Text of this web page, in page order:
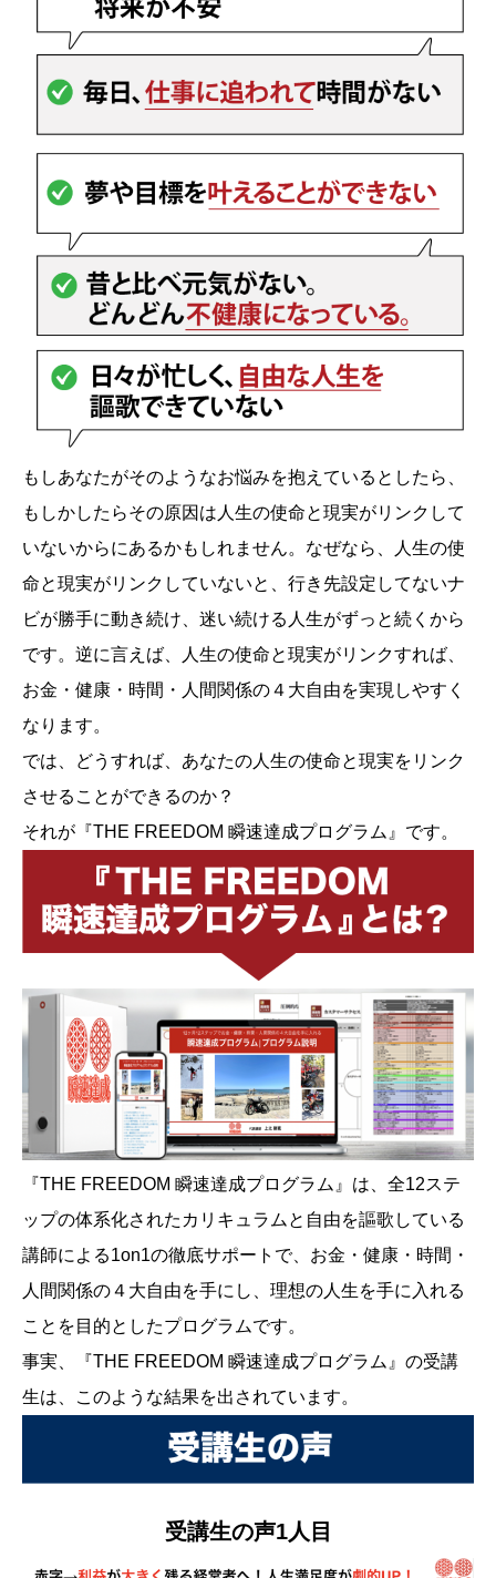
もしあなたがそのようなお悩みを抱えているとしたら、
もしかしたらその原因は人生の使命と現実がリンクして
いないからにあるかもしれません。なぜなら、人生の使
命と現実がリンクしていないと、行き先設定してないナ
ビが勝手に動き続け、迷い続ける人生がずっと続くから
です。逆に言えば、人生の使命と現実がリンクすれば、
お金・健康・時間・人間関係の４大自由を実現しやすく
なります。
では、どうすれば、あなたの人生の使命と現実をリンク
させることができるのか？
それが『THE FREEDOM 瞬速達成プログラム』です。
『THE FREEDOM 瞬速達成プログラム』は、全12ステ
ップの体系化されたカリキュラムと自由を謳歌している
講師による1on1の徹底サポートで、お金・健康・時間・
人間関係の４大自由を手にし、理想の人生を手に入れる
ことを目的としたプログラムです。
事実、『THE FREEDOM 瞬速達成プログラム』の受講
生は、このような結果を出されています。
受講生の声1人目